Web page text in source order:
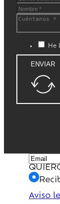
He
ENVIAR
Aviso